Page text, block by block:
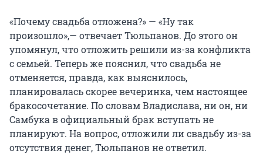
«Почему свадьба отложена?» — «Ну так
произошло»,— отвечает Тюльпанов. До этого он
упомянул, что отложить решили из-за конфликта
с семьей. Теперь же пояснил, что свадьба не
отменяется, правда, как выяснилось,
планировалась скорее вечеринка, чем настоящее
бракосочетание. По словам Владислава, ни он, ни
Самбука в официальный брак вступать не
планируют. На вопрос, отложили ли свадьбу из-за
отсутствия денег, Тюльпанов не ответил.